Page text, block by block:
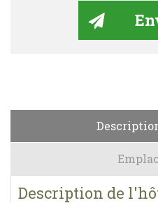
Description de